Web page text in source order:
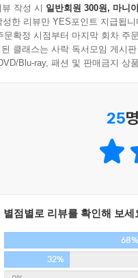
은 그가 ‘기억의 정원’으
을 때, 자녀가 속을 썩일 때,
의 기록이기도 하다. 박물
물관 진열대에 선 유물들
한 순간 한 순간이 생의 전
기대어 쉬어 가고, 위로를
작성 시 일반회원 300원, 마니
한 리뷰만 YES포인트 지급됩니
문확정 시점부터 마지막 회차 주
클래스는 사락 독서모임 게시
Blu-ray, 패션 및 판매금지 상
25
별점별로 리뷰를 확인해 보세
68%
32%